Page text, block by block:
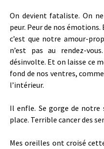
On devient fataliste. On
peur. Peur de nos
c’est que notre amour-
n’est pas au rendez-
désinvolte. Et on laisse ce
fond de nos ventres,
l’intérieur.
Il enfle. Se gorge de notre
place. Terrible cancer des
Mes oreilles ont croisé